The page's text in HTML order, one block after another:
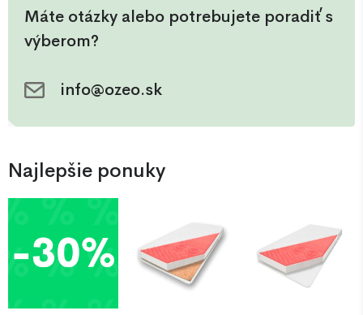
Máte otázky alebo potrebujete poradiť s
výberom?
info@ozeo.sk
Najlepšie ponuky